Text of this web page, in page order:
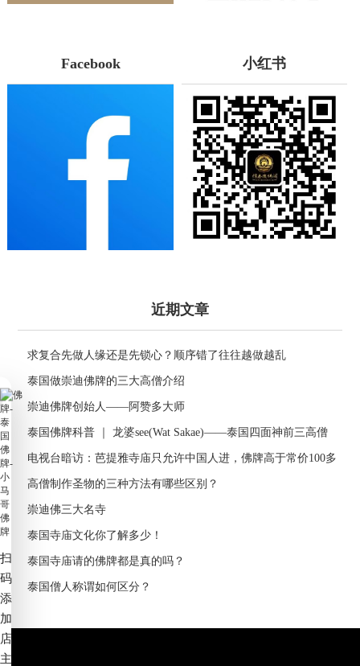
Facebook 小红书
近期文章
求复合先做人缘还是先锁心？顺序错了往往越做越乱
泰国做崇迪佛牌的三大高僧介绍
崇迪佛牌创始人——阿赞多大师
泰国佛牌科普 ｜ 龙婆see(Wat Sakae)——泰国四面神前三高僧
电视台暗访：芭提雅寺庙只允许中国人进，佛牌高于常价100多
倍！
高僧制作圣物的三种方法有哪些区别？
崇迪佛三大名寺
泰国寺庙文化你了解多少！
泰国寺庙请的佛牌都是真的吗？
泰国僧人称谓如何区分？
扫
码
添
加
店
主